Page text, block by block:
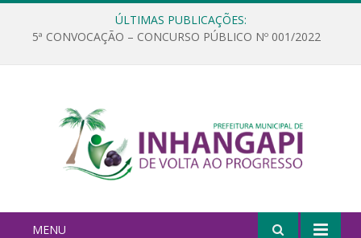
ÚLTIMAS PUBLICAÇÕES:
5ª CONVOCAÇÃO – CONCURSO PÚBLICO Nº 001/2022
MENU